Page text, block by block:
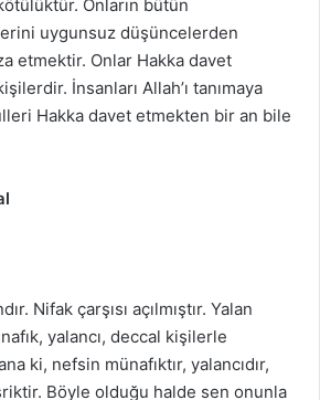
Onların bütün
uygunsuz düşüncelerden
etmektir. Onlar Hakka davet
İnsanları Allah’ı tanımaya
Hakka davet etmekten bir an bile
Nifak çarşısı açılmıştır. Yalan
yalancı, deccal kişilerle
ki, nefsin münafıktır, yalancıdır,
Böyle olduğu halde sen onunla